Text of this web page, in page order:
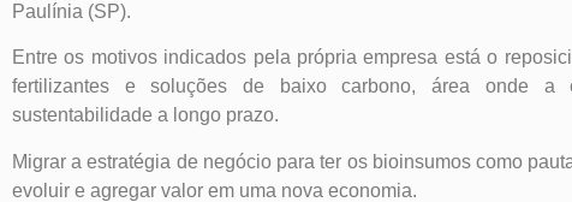
Paulínia (SP).
Entre os motivos indicados pela própria empresa está o
fertilizantes e soluções de baixo carbono, área onde a
sustentabilidade a longo prazo.
Migrar a estratégia de negócio para ter os bioinsumos como
evoluir e agregar valor em uma nova economia.